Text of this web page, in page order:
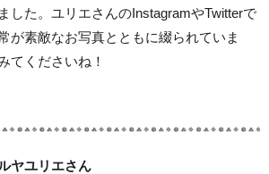
した。ユリエさんのInstagramやTwitterで
が素敵なお写真とともに綴られていま
てくださいね！
ヤユリエさん